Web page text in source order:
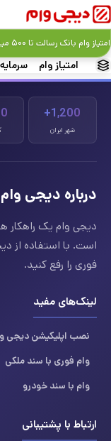
امتیاز وام
امتیاز وام بانک رسالت تا ۵۰۰ میلیون تومان
1,200+
شهر ایران
درباره دیجی وام
دیجی وام یک راهکار
است. با استفاده از
فوری را رفع کنید.
لینک‌های مفید
نصب اپلیکیشن دیجی
وام فوری با سند ملکی
وام با سند خودرو
ارتباط با پشتیبانی